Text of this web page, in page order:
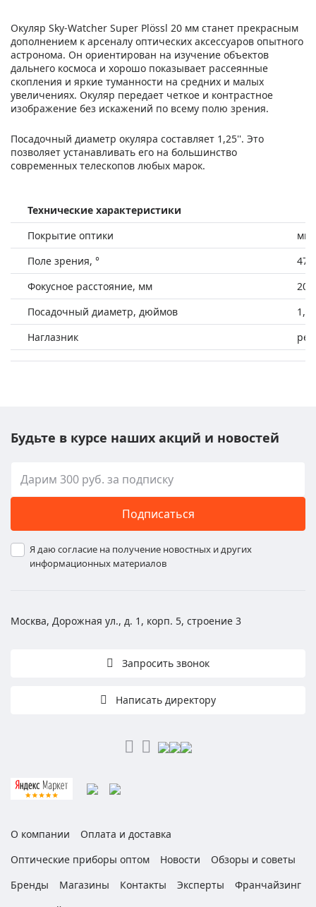
Окуляр Sky-Watcher Super Plössl 20 мм станет прекрасным
дополнением к арсеналу оптических аксессуаров опытного
астронома. Он ориентирован на изучение объектов
дальнего космоса и хорошо показывает рассеянные
скопления и яркие туманности на средних и малых
увеличениях. Окуляр передает четкое и контрастное
изображение без искажений по всему полю зрения.
Посадочный диаметр окуляра составляет 1,25''. Это
позволяет устанавливать его на большинство
современных телескопов любых марок.
Технические характеристики
Покрытие оптики
Поле зрения, °
47
Фокусное расстояние, мм
20
Посадочный диаметр, дюймов
1,25
Наглазник
Будьте в курсе наших акций и новостей
Подписаться
Я даю согласие на получение новостных и других
информационных материалов
Москва, Дорожная ул., д. 1, корп. 5, строение 3
Запросить звонок
Написать директору
О компании
Оплата и доставка
Оптические приборы оптом
Новости
Обзоры и советы
Бренды
Магазины Контакты Эксперты
Франчайзинг